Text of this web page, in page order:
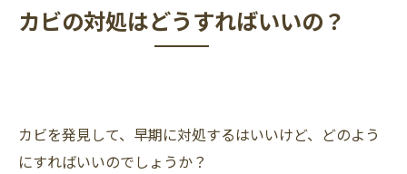
カビの対処はどうすればいいの？
カビを発見して、早期に対処するはいいけど、どのよう
にすればいいのでしょうか？